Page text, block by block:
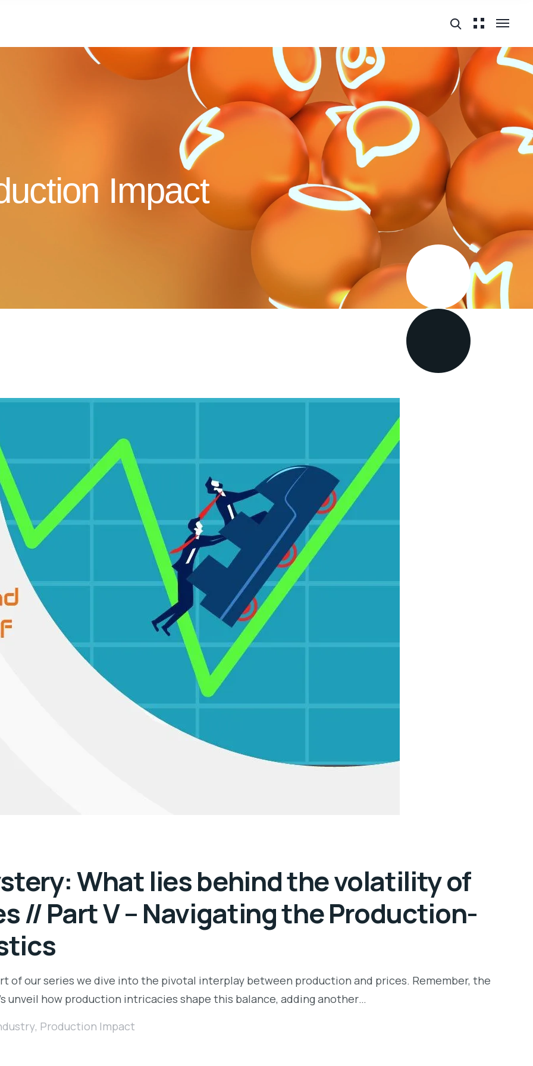
Impact
What lies behind the volatility of
// Part V – Navigating the Production-
of our series we dive into the pivotal interplay between production and prices. Remember, the
how production intricacies shape this balance, adding another…
, Production Impact